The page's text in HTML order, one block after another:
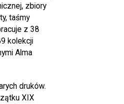
zbiory
taśmy
z 38
kolekcji
Alma
druków.
XIX